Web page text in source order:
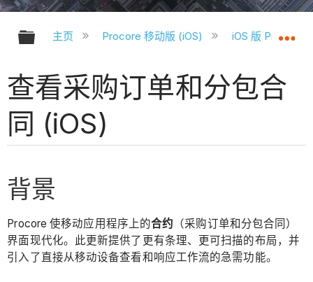
扩展/隐缩全局层次
主页 Procore 移动版 (iOS) iOS 版 Procore
查看采购订单和分包合
同 (iOS)
背景
Procore 使移动应用程序上的合约 （采购订单和分包合同）
界面现代化。此更新提供了更有条理、更可扫描的布局，并
引入了直接从移动设备查看和响应工作流的急需功能。